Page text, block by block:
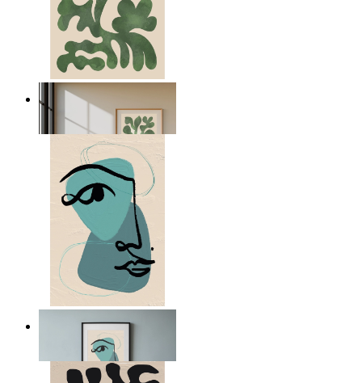
Nordic Green Forms
14,95 €
Nordic Abstract Portrait
14,95 €